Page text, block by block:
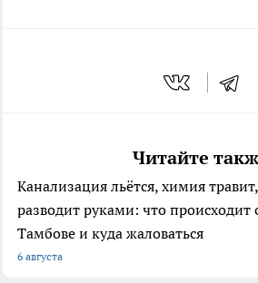
Читайте
Канализация льётся, химия
разводит руками: что происходит
Тамбове и куда жаловаться
6 августа